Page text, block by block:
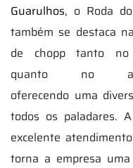
Guarulhos, o Roda
também se destaca
de chopp tanto no
quanto no
oferecendo uma
todos os paladares.
excelente
torna a empresa